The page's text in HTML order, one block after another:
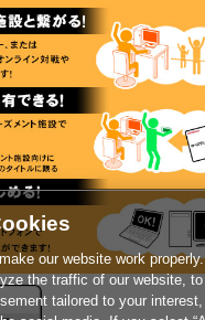
our website work
the traffic of our website,
tailored to your